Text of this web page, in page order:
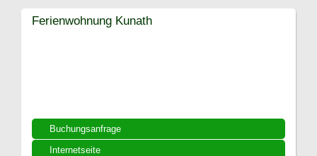
Buchungsanfrage
Internetseite
Ferienwohnung Kunath